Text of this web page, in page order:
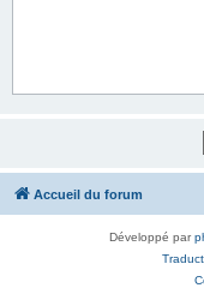
Accueil du forum
Développé par